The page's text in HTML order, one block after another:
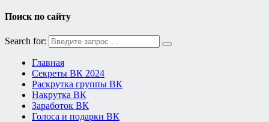
Поиск по сайту
Search for:
Главная
Секреты ВК 2024
Раскрутка группы ВК
Накрутка ВК
Заработок ВК
Голоса и подарки ВК